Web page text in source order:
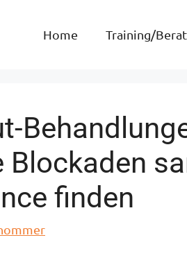
Home Training/
Blockaden
finden